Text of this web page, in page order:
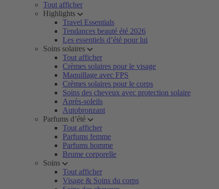
Tout afficher
Highlights
Travel Essentials
Tendances beauté été 2026
Les essentiels d’été pour lui
Soins solaires
Tout afficher
Crèmes solaires pour le visage
Maquillage avec FPS
Crèmes solaires pour le corps
Soins des cheveux avec protection solaire
Après-soleils
Autobronzant
Parfums d’été
Tout afficher
Parfums femme
Parfums homme
Brume corporelle
Soins
Tout afficher
Visage & Soins du corps